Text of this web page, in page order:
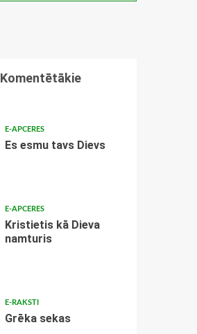
Komentētākie
E-APCERES
Es esmu tavs Dievs
E-APCERES
Kristietis kā Dieva
namturis
E-RAKSTI
Grēka sekas